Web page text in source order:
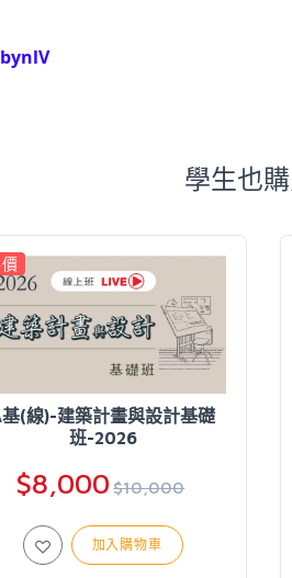
學生也
(線)-建築計畫與設計基礎
班-2026
$8,000 $10,000
加入購物車